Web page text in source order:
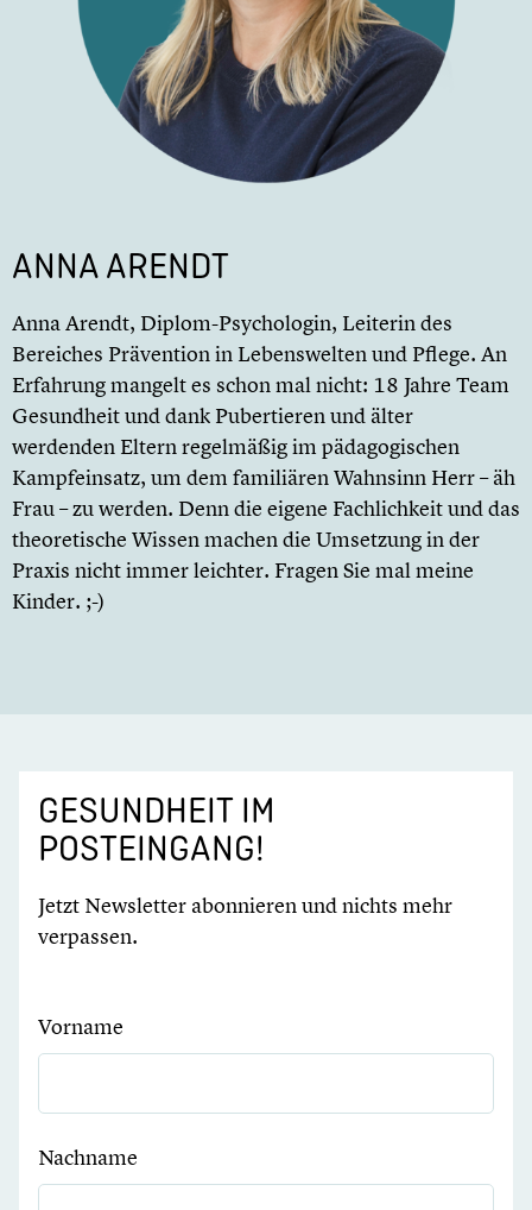
ANNA ARENDT
Anna Arendt, Diplom-Psychologin, Leiterin des
Bereiches Prävention in Lebenswelten und Pflege. An
Erfahrung mangelt es schon mal nicht: 18 Jahre Team
Gesundheit und dank Pubertieren und älter
werdenden Eltern regelmäßig im pädagogischen
Kampfeinsatz, um dem familiären Wahnsinn Herr – äh
Frau – zu werden. Denn die eigene Fachlichkeit und das
theoretische Wissen machen die Umsetzung in der
Praxis nicht immer leichter. Fragen Sie mal meine
Kinder. ;-)
GESUNDHEIT IM
POSTEINGANG!
Jetzt Newsletter abonnieren und nichts mehr
verpassen.
Vorname
Nachname